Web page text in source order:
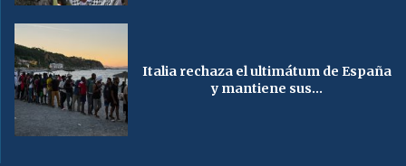
Italia rechaza el ultimátum de España
y mantiene sus...